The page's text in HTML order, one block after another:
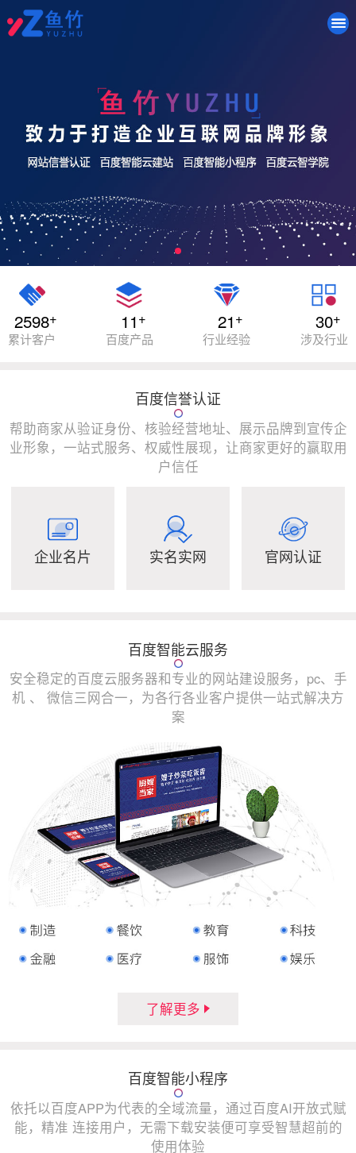
2598+
累计客户
11+
百度产品
21+
行业经验
30+
涉及行业
百度信誉认证
帮助商家从验证身份、核验经营地址、展示品牌到宣传企
业形象，一站式服务、权威性展现，让商家更好的赢取用
户信任
企业名片 实名实网 官网认证
百度智能云服务
安全稳定的百度云服务器和专业的网站建设服务，pc、手
机 、 微信三网合一，为各行各业客户提供一站式解决方
案
了解更多
百度智能小程序
依托以百度APP为代表的全域流量，通过百度AI开放式赋
能，精准 连接用户，无需下载安装便可享受智慧超前的
使用体验